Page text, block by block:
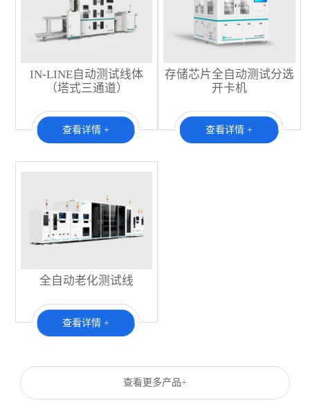
IN-LINE自动测试线体
（塔式三通道）
查看详情 +
存储芯片全自动测试分选
开卡机
查看详情 +
全自动老化测试线
查看详情 +
查看更多产品+